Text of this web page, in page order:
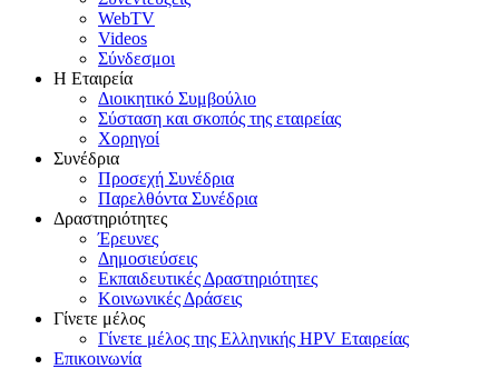
WebTV
Videos
Σύνδεσμοι
Η Εταιρεία
Διοικητικό Συμβούλιο
Σύσταση και σκοπός της εταιρείας
Χορηγοί
Συνέδρια
Προσεχή Συνέδρια
Παρελθόντα Συνέδρια
Δραστηριότητες
Έρευνες
Δημοσιεύσεις
Εκπαιδευτικές Δραστηριότητες
Κοινωνικές Δράσεις
Γίνετε μέλος
Γίνετε μέλος της Ελληνικής HPV Εταιρείας
Επικοινωνία